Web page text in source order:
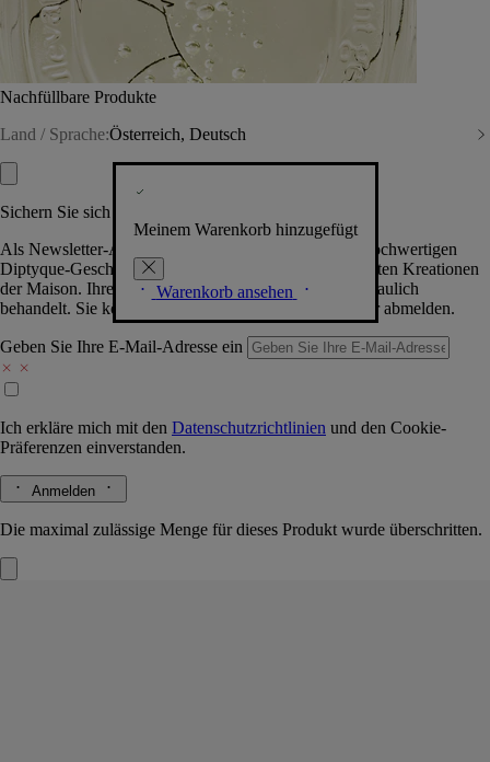
Nachfüllbare Produkte
Land / Sprache:Österreich, Deutsch
Meinem Warenkorb hinzugefügt
Warenkorb ansehen
Sichern Sie sich exklusive Vorteile
Als Newsletter-Abonnent.in erhalten Sie Zugang zu hochwertigen
Diptyque-Geschenken, Events & News über die neuesten Kreationen
der Maison. Ihre Daten werden selbstverständlich vertraulich
behandelt. Sie können sich jederzeit problemlos wieder abmelden.
Geben Sie Ihre E-Mail-Adresse ein
Ich erkläre mich mit den Datenschutzrichtlinien und den Cookie-
Präferenzen einverstanden.
Anmelden
Die maximal zulässige Menge für dieses Produkt wurde überschritten.